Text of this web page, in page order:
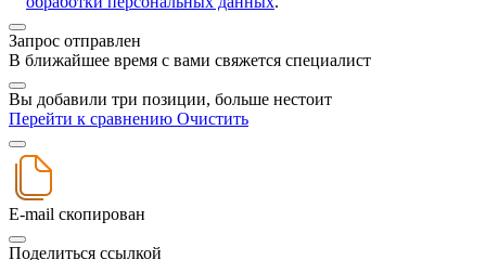
Запрос отправлен
В ближайшее время с вами свяжется специалист
Вы добавили три позиции, больше нестоит
Перейти к сравнению Очистить
E-mail скопирован
Поделиться ссылкой